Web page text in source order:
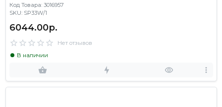
Код Товара: 3016957
SKU: SP33W/1
6044.00р.
Нет отзывов
В наличии